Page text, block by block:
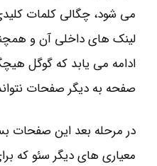
می شود، چگالی کلمات
لینک های داخلی آن و
ادامه می یابد که گوگل
صفحه به دیگر صفحات
در مرحله بعد این صفحات
معیاری های دیگر سئو که